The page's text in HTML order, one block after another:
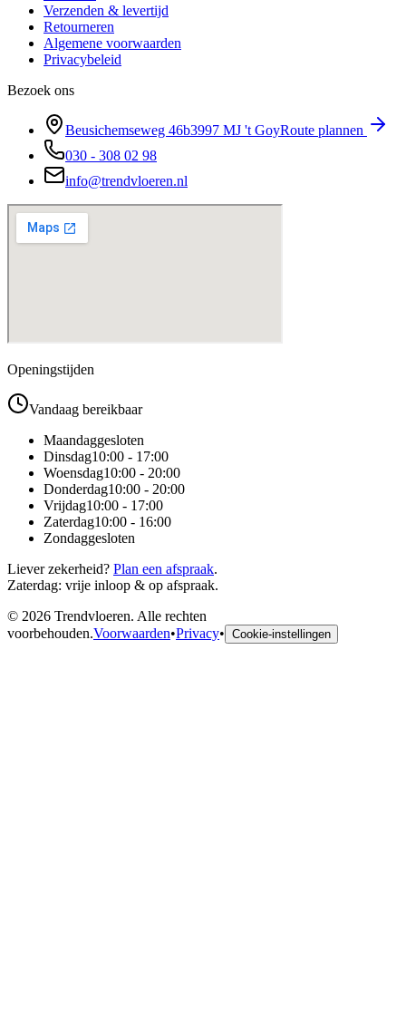
Verzenden & levertijd
Retourneren
Algemene voorwaarden
Privacybeleid
Bezoek ons
Beusichemseweg 46b3997 MJ 't GoyRoute plannen
030 - 308 02 98
info@trendvloeren.nl
Openingstijden
Vandaag bereikbaar
Maandaggesloten
Dinsdag10:00 - 17:00
Woensdag10:00 - 20:00
Donderdag10:00 - 20:00
Vrijdag10:00 - 17:00
Zaterdag10:00 - 16:00
Zondaggesloten
Liever zekerheid? Plan een afspraak.
Zaterdag: vrije inloop & op afspraak.
© 2026 Trendvloeren. Alle rechten
voorbehouden.Voorwaarden•Privacy• Cookie-instellingen